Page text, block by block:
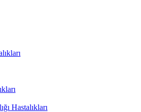
Hastalıkları